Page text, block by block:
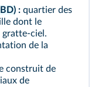
: quartier des
dont le
gratte-ciel.
de la
construit de
de